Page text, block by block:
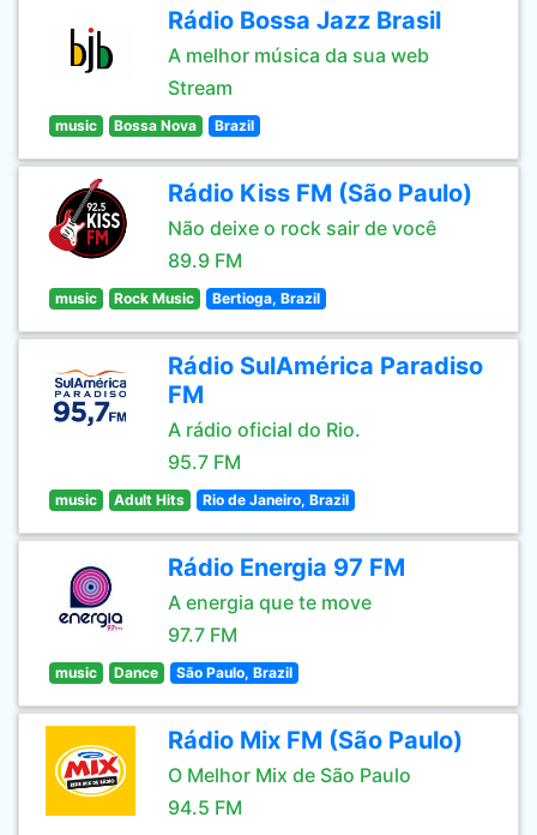
Rádio Bossa Jazz Brasil
A melhor música da sua web
Stream
music Bossa Nova Brazil
Rádio Kiss FM (São Paulo)
Não deixe o rock sair de você
89.9 FM
music Rock Music Bertioga, Brazil
Rádio SulAmérica Paradiso
FM
A rádio oficial do Rio.
95.7 FM
music Adult Hits Rio de Janeiro, Brazil
Rádio Energia 97 FM
A energia que te move
97.7 FM
music Dance São Paulo, Brazil
Rádio Mix FM (São Paulo)
O Melhor Mix de São Paulo
94.5 FM